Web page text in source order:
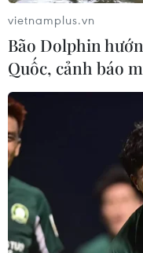
vietnamplus.vn
Bão Dolphin
Quốc, cảnh báo